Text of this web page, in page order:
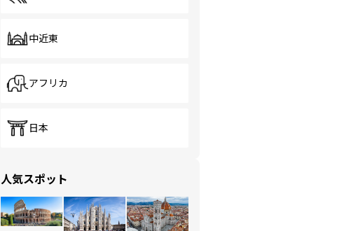
中近東
アフリカ
日本
人気スポット